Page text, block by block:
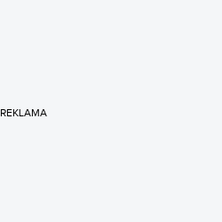
REKLAMA